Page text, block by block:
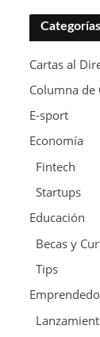
Categorías
Cartas al
Columna de
E-sport
Economía
Fintech
Startups
Educación
Becas y
Tips